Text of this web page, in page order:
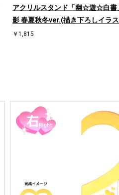
アクリルスタンド「幽☆遊☆白書
影 春夏秋冬ver.(描き下ろしイラ
￥1,815